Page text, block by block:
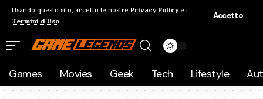
Usando questo sito, accetto le nostre Privacy Policye i
Termini d'Uso.
Accetto
Games Movies Geek Tech Lifestyle